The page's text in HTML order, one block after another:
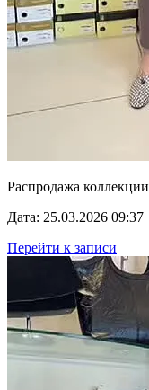
Распродажа коллекции
Дата: 25.03.2026 09:37
Перейти к записи